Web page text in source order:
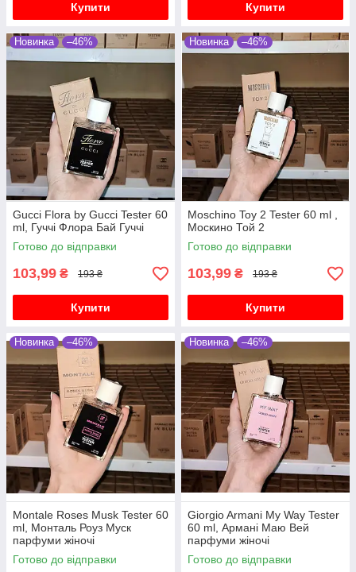
Купити Купити
Новинка –46%
Gucci Flora by Gucci Tester 60
ml, Гуччі Флора Бай Гуччі
Готово до відправки
103,99 ₴ 193 ₴
Купити
Новинка –46%
Moschino Toy 2 Tester 60 ml ,
Москино Той 2
Готово до відправки
103,99 ₴ 193 ₴
Купити
Новинка –46%
Montale Roses Musk Tester 60
ml, Монталь Роуз Муск
парфуми жіночі
Готово до відправки
Новинка –46%
Giorgio Armani My Way Tester
60 ml, Армані Маю Вей
парфуми жіночі
Готово до відправки